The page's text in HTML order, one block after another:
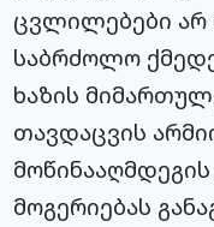
ცვლილებები არ
საბრძოლო
ხაზის
თავდაცვის
მოგერიებას